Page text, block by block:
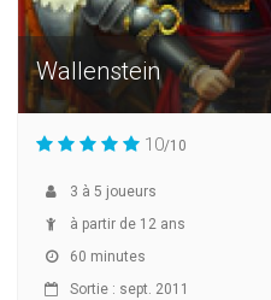
Wallenstein
10/10
3 à 5 joueurs
à partir de 12 ans
60 minutes
Sortie : sept. 2011